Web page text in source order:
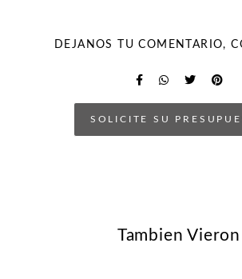
DEJANOS TU COMENTARIO,
SOLICITE SU
Tambien Vieron